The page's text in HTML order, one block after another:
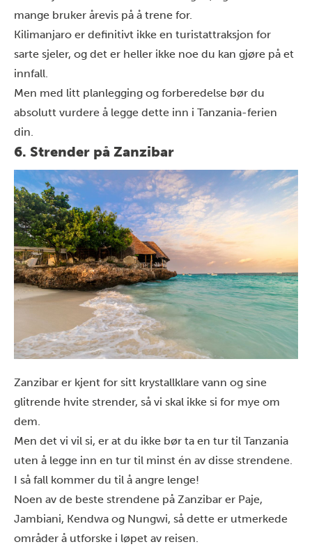
mange bruker årevis på å trene for.
Kilimanjaro er definitivt ikke en turistattraksjon for
sarte sjeler, og det er heller ikke noe du kan gjøre på et
innfall.
Men med litt planlegging og forberedelse bør du
absolutt vurdere å legge dette inn i Tanzania-ferien
din.
6. Strender på Zanzibar
Zanzibar er kjent for sitt krystallklare vann og sine
glitrende hvite strender, så vi skal ikke si for mye om
dem.
Men det vi vil si, er at du ikke bør ta en tur til Tanzania
uten å legge inn en tur til minst én av disse strendene.
I så fall kommer du til å angre lenge!
Noen av de beste strendene på Zanzibar er Paje,
Jambiani, Kendwa og Nungwi, så dette er utmerkede
områder å utforske i løpet av reisen.